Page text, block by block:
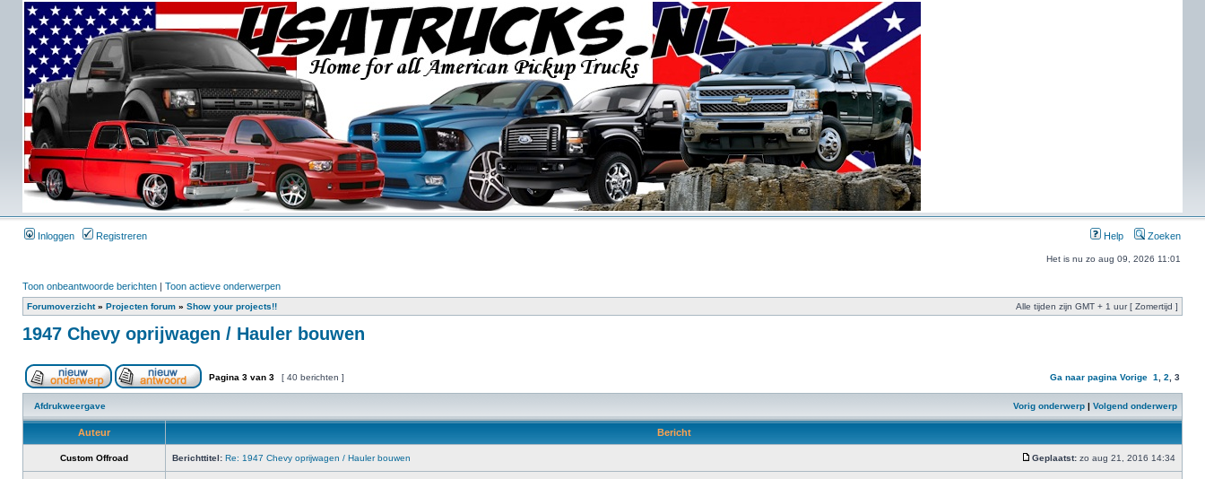
Inloggen Registreren Help Zoeken
Het is nu zo aug 09, 2026 11:01
Toon onbeantwoorde berichten | Toon actieve onderwerpen
Forumoverzicht» Projecten forum » Show your projects!! Alle tijden zijn GMT + 1 uur [ Zomertijd ]
1947 Chevy oprijwagen / Hauler bouwen
Pagina 3 van 3 [ 40 berichten ] Ga naar pagina Vorige 1 2 3
Afdrukweergave Vorig onderwerp | Volgend onderwerp
Auteur Bericht
Custom Offroad Berichttitel: Re: 1947 Chevy oprijwagen / Hauler bouwen Geplaatst: zo aug 21, 2016 14:34